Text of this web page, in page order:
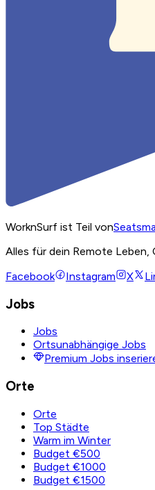
WorknSurf ist Teil von
Alles für dein Remote Leben,
Facebook
Instagram X
Jobs
Jobs
Ortsunabhängige Jobs
Premium Jobs
Orte
Orte
Top Städte
Warm im Winter
Budget €500
Budget €1000
Budget €1500